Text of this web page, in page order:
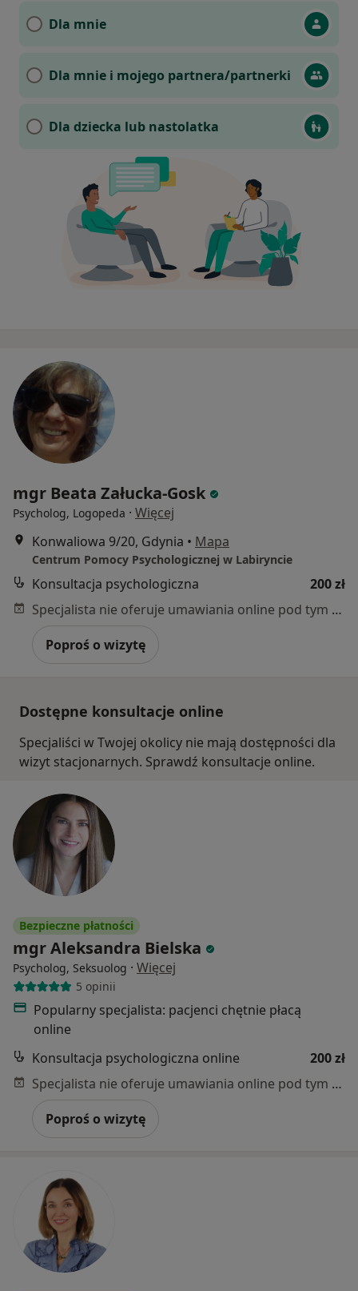
Dla mnie
Dla mnie i mojego partnera/partnerki
Dla dziecka lub nastolatka
mgr Beata Załucka-Gosk
Psycholog, Logopeda · Więcej
Konwaliowa 9/20, Gdynia • Mapa
Centrum Pomocy Psychologicznej w Labiryncie
Konsultacja psychologiczna
200 zł
Specjalista nie oferuje umawiania online pod tym adresem.
Poproś o wizytę
Dostępne konsultacje online
Specjaliści w Twojej okolicy nie mają dostępności dla
wizyt stacjonarnych. Sprawdź konsultacje online.
Bezpieczne płatności
mgr Aleksandra Bielska
Psycholog, Seksuolog · Więcej
5 opinii
Popularny specjalista: pacjenci chętnie płacą
online
Konsultacja psychologiczna online
200 zł
Specjalista nie oferuje umawiania online pod tym adresem.
Poproś o wizytę